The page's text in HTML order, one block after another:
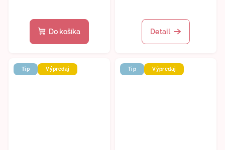
Do košíka Detail
Tip Výpredaj Tip Výpredaj